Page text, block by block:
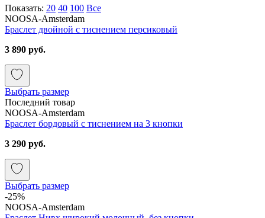
Показать: 20 40 100 Все
NOOSA-Amsterdam
Браслет двойной с тиснением персиковый
3 890 руб.
Выбрать размер
Последний товар
NOOSA-Amsterdam
Браслет бордовый с тиснением на 3 кнопки
3 290 руб.
Выбрать размер
-25%
NOOSA-Amsterdam